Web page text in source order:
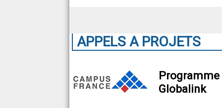
APPELS A PROJETS
Globalink